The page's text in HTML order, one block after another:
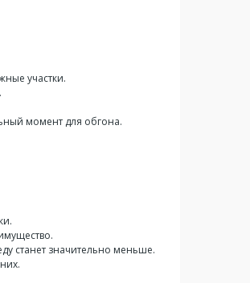
участки.
момент для обгона.
станет значительно меньше.